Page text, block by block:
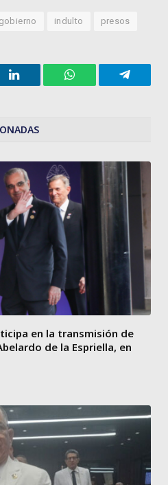
gobierno indulto presos
LinkedIn WhatsApp
en la transmisión de
de la Espriella, en